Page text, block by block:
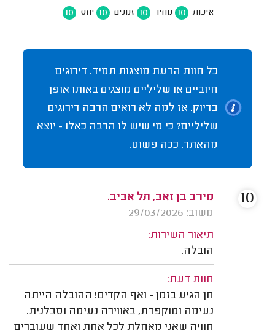
איכות 10 מחיר 10 זמנים 10 יחס 10
כל חוות הדעת מוצגות תמיד. דירוגים
חיוביים או שליליים מוצגים באותו אופן
בדיוק. אז למה לא רואים הרבה דירוגים
שליליים? כי מי שיש לו הרבה כאלו - יוצא
מהאתר. ככה פשוט.
מירב בן זאב, תל אביב.
משוב: 29/03/2026
תיאור השירות:
הובלה.
חוות דעת:
חן הגיע בזמן - ואף הקדים! ההובלה הייתה
נעימה ומוקפדת, באווירה נעימה וסבלנית.
חוויה שאני מאחלת לכל אחת ואחד שעוברים
10